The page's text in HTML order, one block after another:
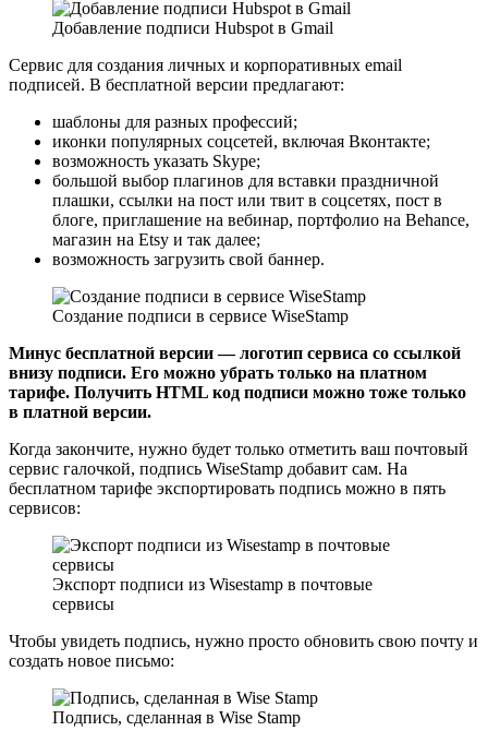
Добавление подписи Hubspot в Gmail
Сервис для создания личных и корпоративных email
подписей. В бесплатной версии предлагают:
шаблоны для разных профессий;
иконки популярных соцсетей, включая Вконтакте;
возможность указать Skype;
большой выбор плагинов для вставки праздничной
плашки, ссылки на пост или твит в соцсетях, пост в
блоге, приглашение на вебинар, портфолио на Behance,
магазин на Etsy и так далее;
возможность загрузить свой баннер.
Создание подписи в сервисе WiseStamp
Минус бесплатной версии — логотип сервиса со ссылкой
внизу подписи. Его можно убрать только на платном
тарифе. Получить HTML код подписи можно тоже только
в платной версии.
Когда закончите, нужно будет только отметить ваш почтовый
сервис галочкой, подпись WiseStamp добавит сам. На
бесплатном тарифе экспортировать подпись можно в пять
сервисов:
Экспорт подписи из Wisestamp в почтовые
сервисы
Чтобы увидеть подпись, нужно просто обновить свою почту и
создать новое письмо:
Подпись, сделанная в Wise Stamp